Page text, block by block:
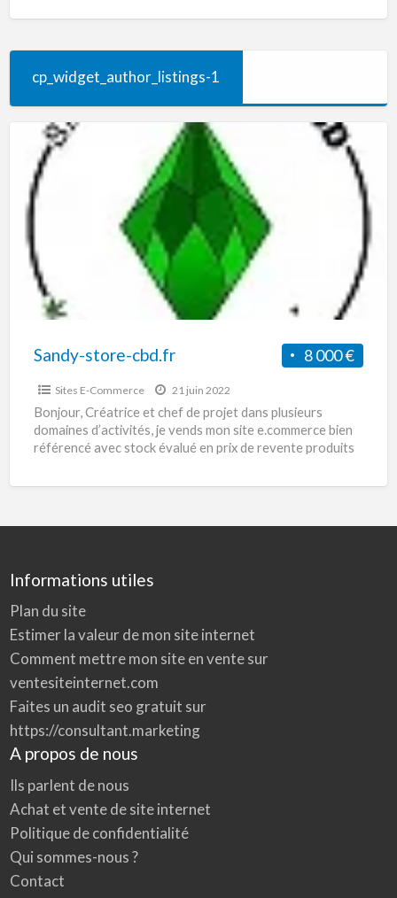
cp_widget_author_listings-1
Sandy-
store-
cbd.fr
8 000 €
Sandy-store-cbd.fr
Sites E-Commerce 21 juin 2022
Bonjour, Créatrice et chef de projet dans plusieurs
domaines d’activités, je vends mon site e.commerce bien
référencé avec stock évalué en prix de revente produits
Informations utiles
Plan du site
Estimer la valeur de mon site internet
Comment mettre mon site en vente sur
ventesiteinternet.com
Faites un audit seo gratuit sur
https://consultant.marketing
A propos de nous
Ils parlent de nous
Achat et vente de site internet
Politique de confidentialité
Qui sommes-nous ?
Contact